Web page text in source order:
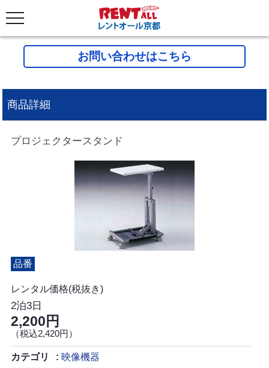
お問い合わせはこちら
商品詳細
プロジェクタースタンド
品番
レンタル価格(税抜き)
2泊3日
2,200円
（税込2,420円）
カテゴリ 映像機器